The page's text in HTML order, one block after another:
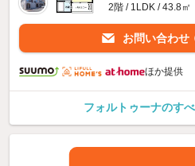
2階 / 1LDK / 43.8㎡
お問い合わせ
ほか提供
フォルトゥーナのす